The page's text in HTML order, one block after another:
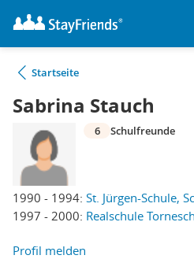
Startseite
Sabrina Stauch
1990 - 1994: St. Jürgen-Schule,
1997 - 2000: Realschule
6 Schulfreunde
Profil melden